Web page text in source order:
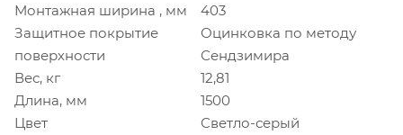
Монтажная ширина , мм
403
Защитное покрытие
поверхности
Оцинковка по методу
Сендзимира
Вес, кг
12,81
Длина, мм
1500
Цвет
Светло-серый